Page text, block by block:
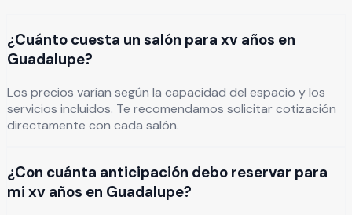
¿Cuánto cuesta un salón para xv años en
Guadalupe?
Los precios varían según la capacidad del espacio y los
servicios incluidos. Te recomendamos solicitar cotización
directamente con cada salón.
¿Con cuánta anticipación debo reservar para
mi xv años en Guadalupe?